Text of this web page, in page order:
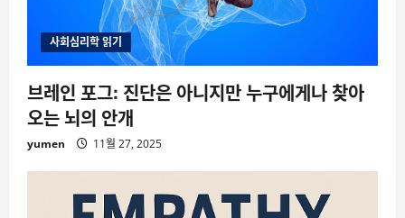
사회심리학 읽기
브레인 포그: 진단은 아니지만 누구에게나 찾아
오는 뇌의 안개
yumen 11월 27, 2025